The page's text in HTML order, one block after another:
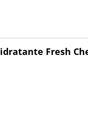
Fresh